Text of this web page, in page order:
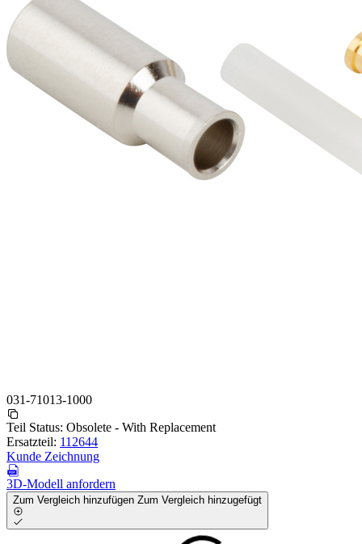
031-71013-1000
Teil Status: Obsolete - With Replacement
Ersatzteil: 112644
Kunde Zeichnung
3D-Modell anfordern
Zum Vergleich hinzufügen Zum Vergleich hinzugefügt